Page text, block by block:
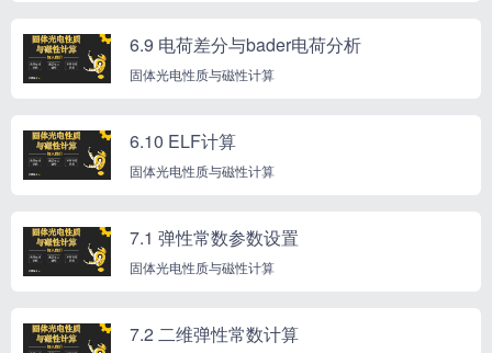
6.9 电荷差分与bader电荷分析
固体光电性质与磁性计算
6.10 ELF计算
固体光电性质与磁性计算
7.1 弹性常数参数设置
固体光电性质与磁性计算
7.2 二维弹性常数计算